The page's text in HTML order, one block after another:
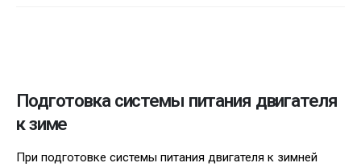
Подготовка системы питания двигателя
к зиме
При подготовке системы питания двигателя к зимней